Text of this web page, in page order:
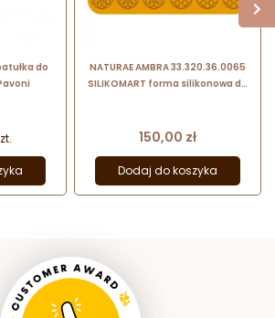
do
NATURAE AMBRA 33.320.36.0065
SILIKOMART forma silikonowa do
Cena
150,00 zł
Dodaj do koszyka